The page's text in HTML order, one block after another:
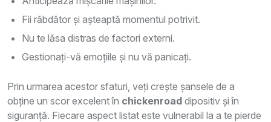
Fii răbdător și așteaptă momentul potrivit.
Nu te lăsa distras de factori externi.
Gestionați-vă emoțiile și nu vă panicați.
Prin urmarea acestor sfaturi, veți crește șansele de a
obține un scor excelent în chickenroad dipositiv și în
siguranță. Fiecare aspect listat este vulnerabil la a te pierde